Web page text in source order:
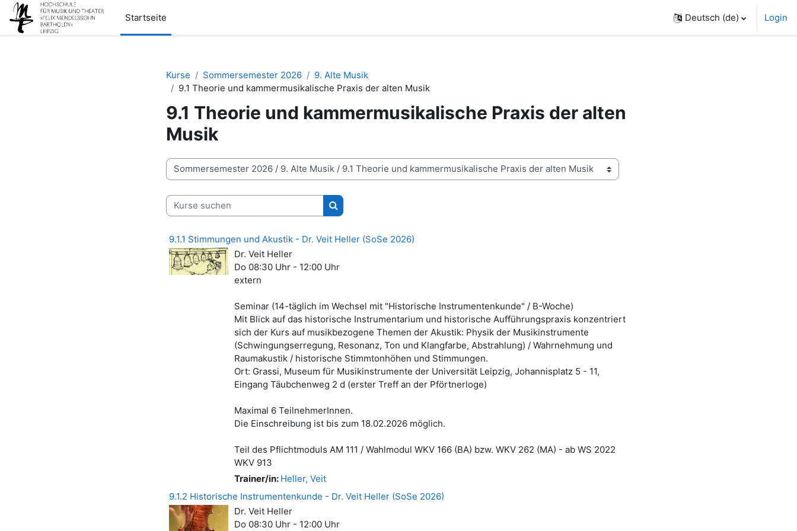
Zum Hauptinhalt
Startseite
Deutsch ‎(de)‎ Login
Kurse Sommersemester 2026
9. Alte Musik
9.1 Theorie und kammermusikalische Praxis der alten Musik
9.1 Theorie und kammermusikalische Praxis der alten
Musik
Kursbereiche
Kurse suchen
Kurse suchen
9.1.1 Stimmungen und Akustik - Dr. Veit Heller (SoSe 2026)
Dr. Veit Heller
Do 08:30 Uhr - 12:00 Uhr
extern
Seminar (14-täglich im Wechsel mit "Historische Instrumentenkunde" / B-Woche)
Mit Blick auf das historische Instrumentarium und historische Aufführungspraxis konzentriert
sich der Kurs auf musikbezogene Themen der Akustik: Physik der Musikinstrumente
(Schwingungserregung, Resonanz, Ton und Klangfarbe, Abstrahlung) / Wahrnehmung und
Raumakustik / historische Stimmtonhöhen und Stimmungen.
Ort: Grassi, Museum für Musikinstrumente der Universität Leipzig, Johannisplatz 5 - 11,
Eingang Täubchenweg 2 d (erster Treff an der Pförtnerloge)
Maximal 6 TeilnehmerInnen.
Die Einschreibung ist bis zum 18.02.2026 möglich.
Teil des Pflichtmoduls AM 111 / Wahlmodul WKV 166 (BA) bzw. WKV 262 (MA) - ab WS 2022
WKV 913
Trainer/in: Heller, Veit
9.1.2 Historische Instrumentenkunde - Dr. Veit Heller (SoSe 2026)
Dr. Veit Heller
Do 08:30 Uhr - 12:00 Uhr